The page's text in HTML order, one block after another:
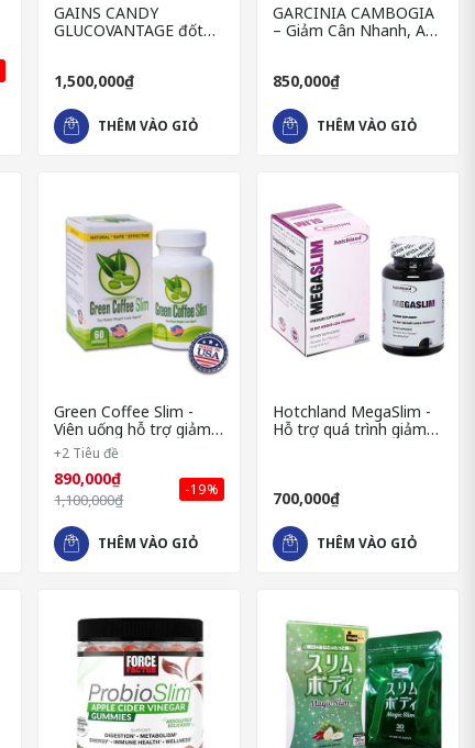
GAINS CANDY
GLUCOVANTAGE đốt
1,500,000₫
THÊM VÀO GIỎ
GARCINIA CAMBOGIA
– Giảm Cân Nhanh, An
850,000₫
THÊM VÀO GIỎ
Green Coffee Slim -
Viên uống hỗ trợ giảm
cân an toàn & hiệu quả
+2 Tiêu đề
890,000₫
1,100,000₫
-19%
THÊM VÀO GIỎ
Hotchland MegaSlim -
Hỗ trợ quá trình giảm
700,000₫
THÊM VÀO GIỎ